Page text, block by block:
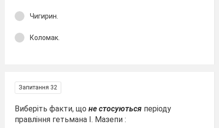
Чигирин.
Коломак.
Запитання 32
Виберіть факти, що не стосуються періоду
правління гетьмана І. Мазепи :